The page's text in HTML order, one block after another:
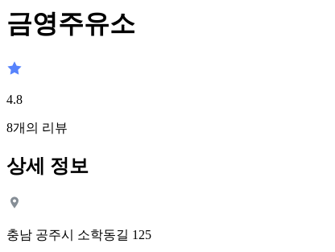
금영주유소
4.8
8개의 리뷰
상세 정보
충남 공주시 소학동길 125